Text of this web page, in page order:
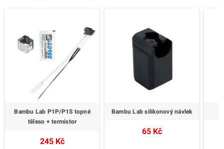
Bambu Lab P1P/P1S topné
těleso + termistor
245 Kč
Bambu Lab silikonový návlek
65 Kč